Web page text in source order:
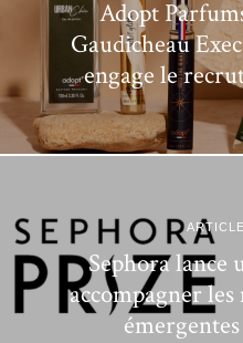
Adopt
Gaudicheau
engage le
Sephora lance
accompagner les